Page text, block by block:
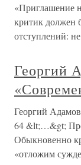
«Приглашение
критик должен
отступлений: не
Георгий
Георгий
64 &lt;…&gt;
Обыкновенно
«отложим